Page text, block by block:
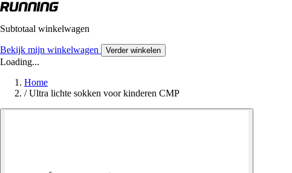
Subtotaal winkelwagen
Bekijk mijn winkelwagen Verder winkelen
Loading...
Home
/ Ultra lichte sokken voor kinderen CMP